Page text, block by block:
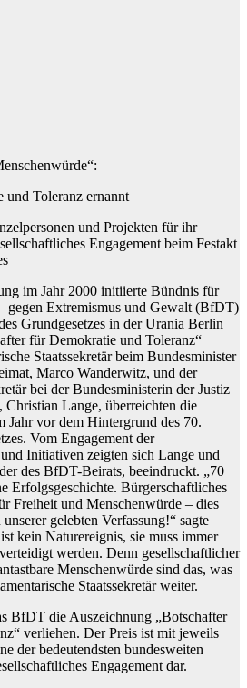
und Toleranz ernannt
und Projekten für ihr
Engagement beim Festakt
im Jahr 2000 initiierte Bündnis für
gegen Extremismus und Gewalt (BfDT)
Grundgesetzes in der Urania Berlin
für Demokratie und Toleranz“
Staatssekretär beim Bundesminister
Marco Wanderwitz, und der
bei der Bundesministerin der Justiz
Christian Lange, überreichten die
Jahr vor dem Hintergrund des 70.
Vom Engagement der
Initiativen zeigten sich Lange und
des BfDT-Beirats, beeindruckt. „70
Erfolgsgeschichte. Bürgerschaftliches
Freiheit und Menschenwürde – dies
gelebten Verfassung!“ sagte
kein Naturereignis, sie muss immer
werden. Denn gesellschaftlicher
Menschenwürde sind das, was
Staatssekretär weiter.
BfDT die Auszeichnung „Botschafter
verliehen. Der Preis ist mit jeweils
der bedeutendsten bundesweiten
Engagement dar.